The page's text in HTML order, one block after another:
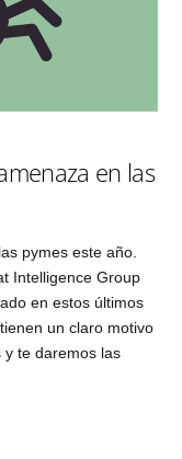
en las
pymes este año.
Intelligence Group
en estos últimos
un claro motivo
y te daremos las